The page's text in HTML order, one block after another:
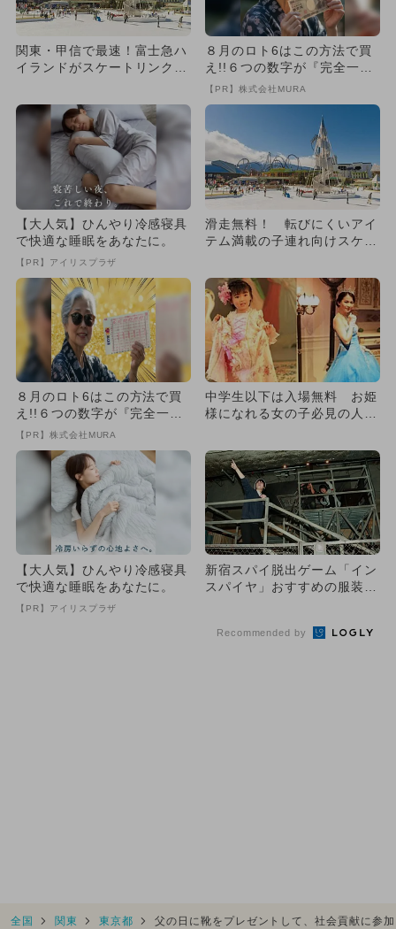
関東・甲信で最速！富士急ハ
イランドがスケートリンクを
８月のロト6はこの方法で買
え!!６つの数字が『完全一
致』する方法
【PR】株式会社MURA
【大人気】ひんやり冷感寝具
で快適な睡眠をあなたに。
【PR】アイリスプラザ
滑走無料！ 転びにくいアイ
テム満載の子連れ向けスケー
８月のロト6はこの方法で買
え!!６つの数字が『完全一
致』する方法
【PR】株式会社MURA
中学生以下は入場無料 お姫
様になれる女の子必見の人気
【大人気】ひんやり冷感寝具
で快適な睡眠をあなたに。
【PR】アイリスプラザ
新宿スパイ脱出ゲーム「イン
スパイヤ」おすすめの服装＆
Recommended by
全国 関東 東京都 父の日に靴をプレゼントして、社会貢献に参